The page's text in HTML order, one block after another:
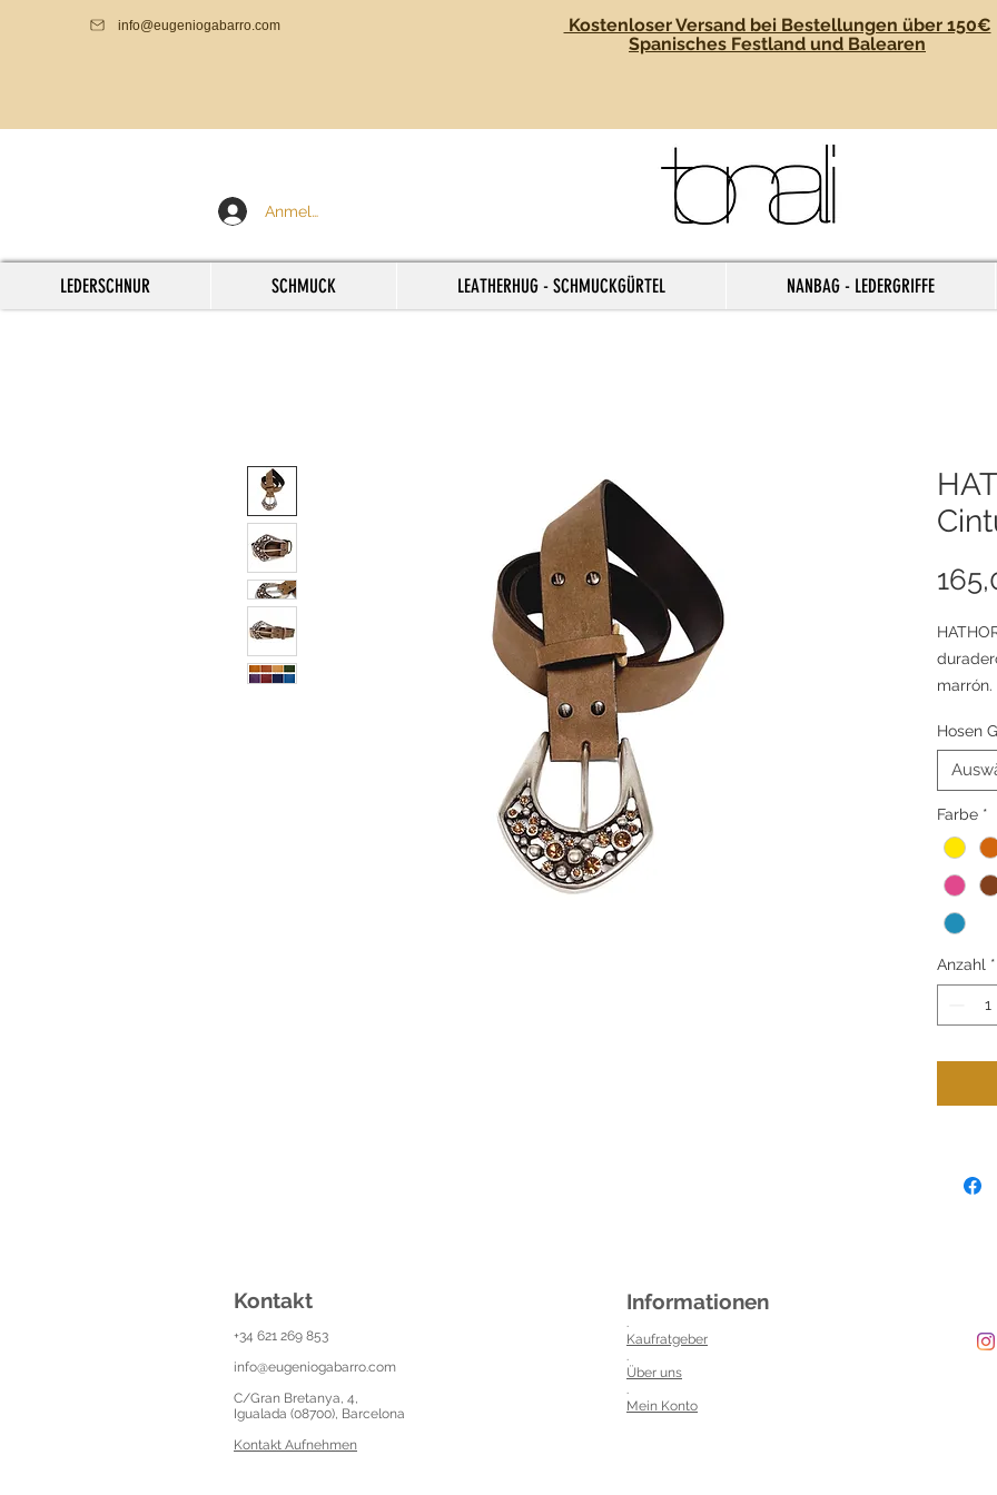
info@eugeniogabarro.com
Kostenloser Versand bei Bestellungen über 150€
Spanisches Festland und Balearen
Anmelden
marrón.
alta
cuero
Envío
Hosen
Farbe *
Anzahl *
LEDERSCHNUR SCHMUCK LEATHERHUG - SCHMUCKGÜRTEL NANBAG - LEDERGRIFFE
Kontakt
+34 621 269 853
info@eugeniogabarro.com
C/Gran Bretanya, 4,
Igualada (08700), Barcelona
Kontakt Aufnehmen
Informationen
.
Kaufratgeber
.
Über uns
.
Mein Konto